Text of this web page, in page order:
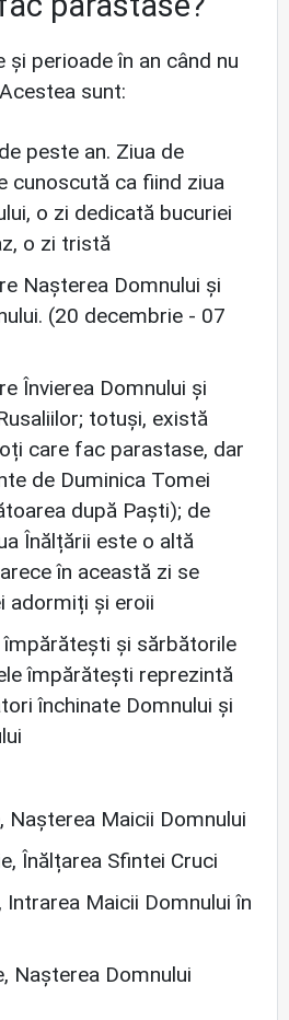
și perioade în an când nu
sunt:
peste an. Ziua de
cunoscută ca fiind ziua
o zi dedicată bucuriei
o zi tristă
Nașterea Domnului și
(20 decembrie - 07
Învierea Domnului și
totuși, există
care fac parastase, dar
de Duminica Tomei
după Paști); de
Înălțării este o altă
în această zi se
adormiți și eroii
împărătești și sărbătorile
împărătești reprezintă
închinate Domnului și
Nașterea Maicii Domnului
Înălțarea Sfintei Cruci
Intrarea Maicii Domnului în
Nașterea Domnului